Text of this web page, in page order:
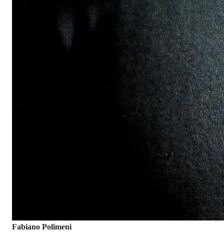
Fabiano Polimeni